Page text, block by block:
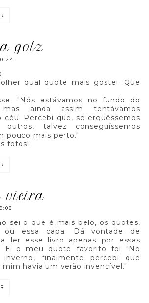
golz
qual quote mais gostei. Que
"Nós estávamos no fundo do
mas ainda assim tentávamos
céu. Percebi que, se erguêssemos
talvez conseguíssemos
pouco mais perto."
fotos!
vieira
sei o que é mais belo, os quotes,
ou essa capa. Dá vontade de
ler esse livro apenas por essas
E o meu quote favorito foi "No
finalmente percebi que
havia um verão invencível."